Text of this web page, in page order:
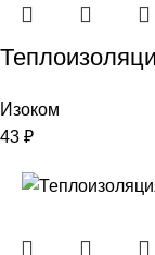
Изоком
43 ₽